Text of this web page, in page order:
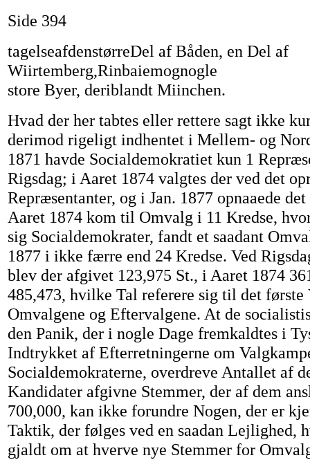
Side 394
tagelseafdenstørreDel af Båden, en Del af
Wiirtemberg,Rinbaiemognogle
store Byer, deriblandt Miinchen.
Hvad der her tabtes eller rettere sagt ikke
derimod rigeligt indhentet i Mellem- og
1871 havde Socialdemokratiet kun 1
Rigsdag; i Aaret 1874 valgtes der ved det
Repræsentanter, og i Jan. 1877 opnaaede
Aaret 1874 kom til Omvalg i 11 Kredse,
sig Socialdemokrater, fandt et saadant
1877 i ikke færre end 24 Kredse. Ved
blev der afgivet 123,975 St., i Aaret 1874
485,473, hvilke Tal referere sig til det
Omvalgene og Eftervalgene. At de
den Panik, der i nogle Dage fremkaldtes i
Indtrykket af Efterretningerne om
Socialdemokraterne, overdreve Antallet af
Kandidater afgivne Stemmer, der af dem
700,000, kan ikke forundre Nogen, der er
Taktik, der følges ved en saadan Lejlighed,
gjaldt om at hverve nye Stemmer for